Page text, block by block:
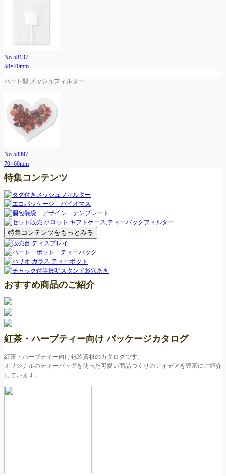
No.58137
58×70mm
ハート型 メッシュフィルター
No.58397
70×60mm
特集コンテンツ
特集コンテンツをもっとみる
おすすめ商品のご紹介
紅茶・ハーブティー向け パッケージカタログ
紅茶・ハーブティー向け包装資材のカタログです。
オリジナルのティーバッグを使った可愛い商品づくりのアイデアを豊富にご紹介
しています。